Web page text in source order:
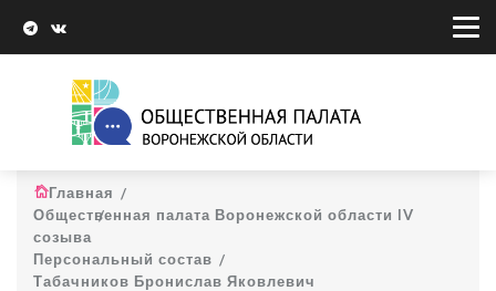
Главная
Общественная палата Воронежской области IV
созыва
Персональный состав
Табачников Бронислав Яковлевич